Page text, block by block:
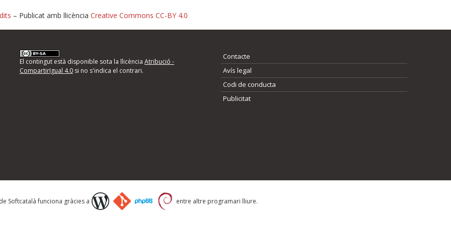
d'errors
següents i descriviu quina és la millora que
– Publicat amb llicència Creative Commons CC-BY 4.0
El contingut està disponible sota la llicència Atribució -
CompartirIgual 4.0si no s'indica el contrari.
Contacte
Avís legal
Codi de conducta
Publicitat
Softcatalà funciona gràcies a entre altre programari lliure.